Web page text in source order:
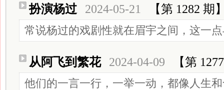
扮演杨过 2024-05-21 【第 1282 期
常说杨过的戏剧性就在眉宇之间，这一
从阿飞到繁花 2024-04-09 【第
他们的一言一行，一举一动，都像人生